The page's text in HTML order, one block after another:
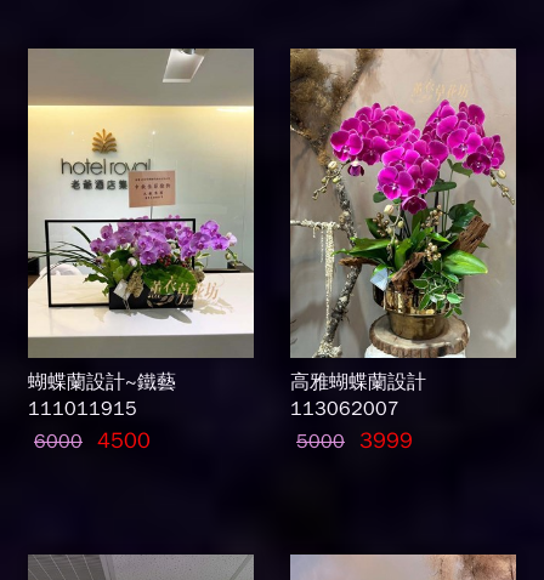
蝴蝶蘭設計~鐵藝
111011915
6000 4500
高雅蝴蝶蘭設計
113062007
5000
3999